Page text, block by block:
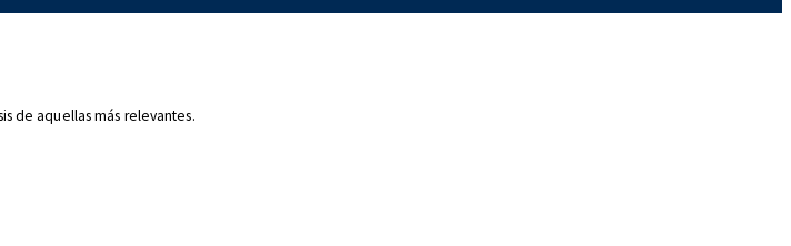
de aquellas más relevantes.